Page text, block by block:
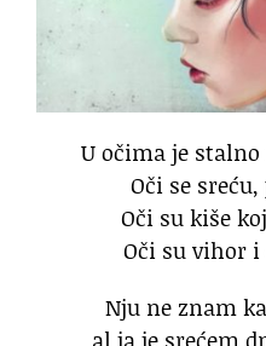
U očima je
Oči se
Oči su kiše
Oči su vihor
Nju ne znam
al ja je srećem